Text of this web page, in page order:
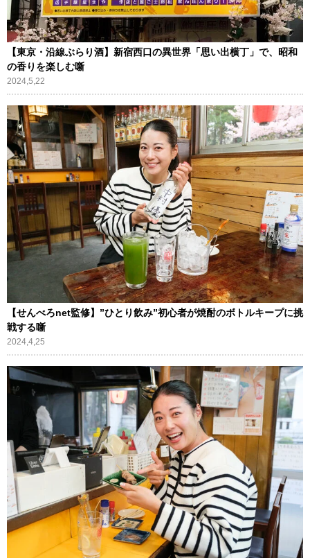
【東京・沿線ぶらり酒】新宿西口の異世界「思い出横丁」で、昭和
の香りを楽しむ噺
2024,5,22
【せんべろnet監修】”ひとり飲み”初心者が焼酎のボトルキープに挑
戦する噺
2024,4,25